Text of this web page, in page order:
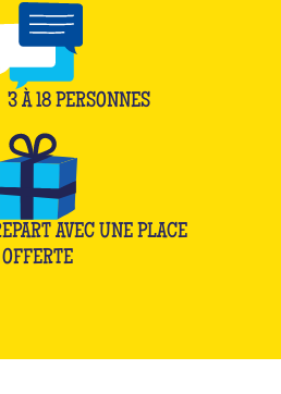
3 À 18 PERSONNES
AVEC UNE PLACE
OFFERTE